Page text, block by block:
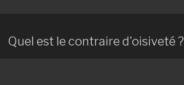
Quel est le contraire d'oisiveté ?